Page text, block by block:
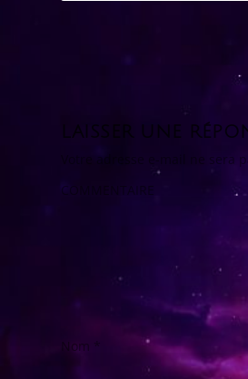
LAISSER UNE
Votre adresse e-mail ne sera
COMMENTAIRE
Nom *